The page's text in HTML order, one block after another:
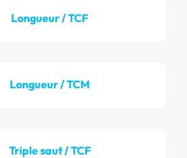
Longueur / TCF
Longueur / TCM
Triple saut / TCF